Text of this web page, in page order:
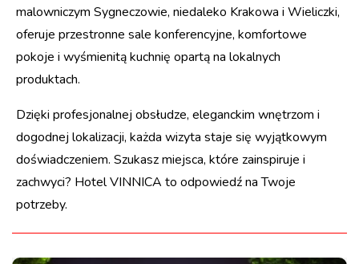
malowniczym Sygneczowie, niedaleko Krakowa i Wieliczki,
oferuje przestronne sale konferencyjne, komfortowe
pokoje i wyśmienitą kuchnię opartą na lokalnych
produktach.
Dzięki profesjonalnej obsłudze, eleganckim wnętrzom i
dogodnej lokalizacji, każda wizyta staje się wyjątkowym
doświadczeniem. Szukasz miejsca, które zainspiruje i
zachwyci? Hotel VINNICA to odpowiedź na Twoje
potrzeby.